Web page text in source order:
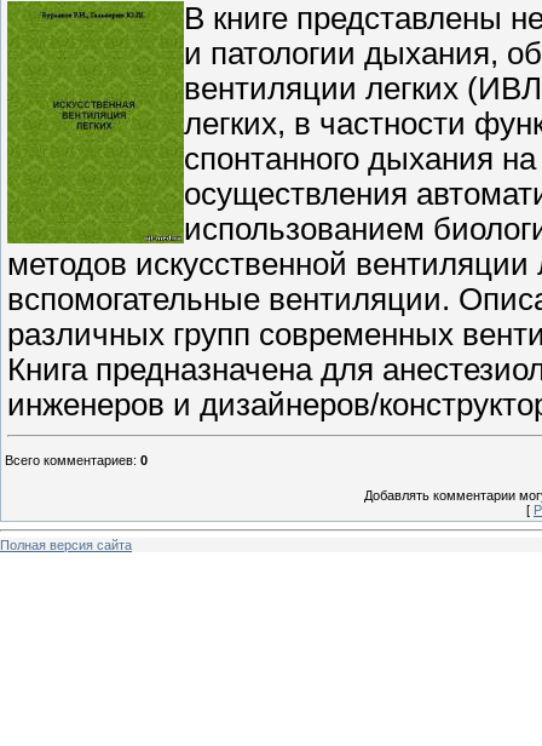
В книге представлены
и патологии дыхания,
вентиляции легких
легких, в частности
спонтанного дыхания
осуществления
использованием
методов искусственной вентиляции
вспомогательные вентиляции.
различных групп современных
Книга предназначена для
инженеров и дизайнеров/
Всего комментариев: 0
Добавлять комментарии
[
Полная версия сайта